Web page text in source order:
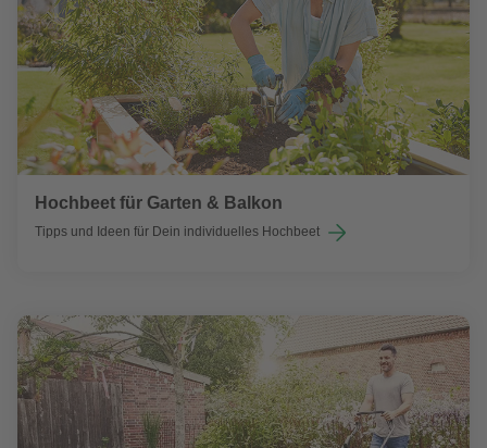
Hochbeet für Garten & Balkon
Tipps und Ideen für Dein individuelles Hochbeet